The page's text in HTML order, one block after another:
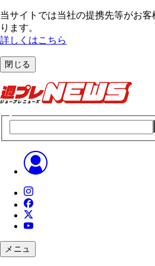
当サイトでは当社の提携先等がお
ります。
詳しくはこちら
閉じる
メニュ